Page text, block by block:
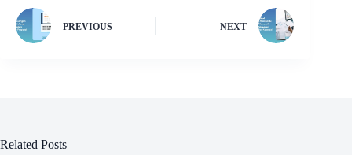
PREVIOUS NEXT
Related Posts